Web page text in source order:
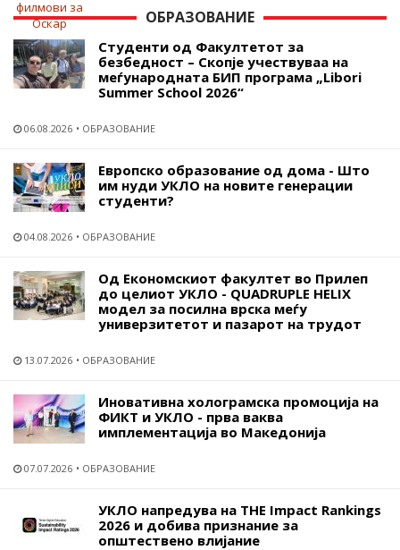
ОБРАЗОВАНИЕ
Студенти од Факултетот за
безбедност – Скопје учествуваа на
меѓународната БИП програма „Libori
Summer School 2026“
06.08.2026 ОБРАЗОВАНИЕ
Европско образование од дома - Што
им нуди УКЛО на новите генерации
студенти?
04.08.2026 ОБРАЗОВАНИЕ
Од Економскиот факултет во Прилеп
до целиот УКЛО - QUADRUPLE HELIX
модел за посилна врска меѓу
универзитетот и пазарот на трудот
13.07.2026 ОБРАЗОВАНИЕ
Иновативна холограмска промоција на
ФИКТ и УКЛО - прва ваква
имплементација во Македонија
07.07.2026 ОБРАЗОВАНИЕ
УКЛО напредува на THE Impact Rankings
2026 и добива признание за
општествено влијание